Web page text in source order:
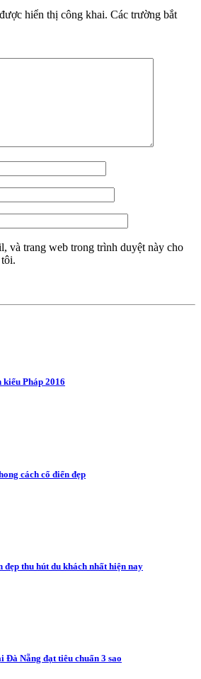
hiển thị công khai. Các trường bắt
và trang web trong trình duyệt này cho
kiểu Pháp 2016
cách cổ điển đẹp
đẹp thu hút du khách nhất hiện nay
Đà Nẵng đạt tiêu chuẩn 3 sao